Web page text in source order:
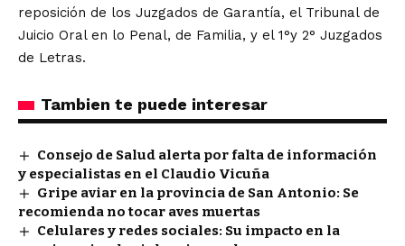
reposición de los Juzgados de Garantía, el Tribunal de
Juicio Oral en lo Penal, de Familia, y el 1°y 2° Juzgados
de Letras.
Tambien te puede interesar
Consejo de Salud alerta por falta de información
y especialistas en el Claudio Vicuña
Gripe aviar en la provincia de San Antonio: Se
recomienda no tocar aves muertas
Celulares y redes sociales: Su impacto en la